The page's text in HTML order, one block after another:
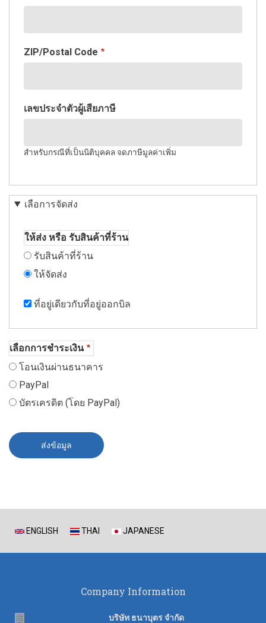
ZIP/Postal Code
เลขประจำตัวผู้เสียภาษี
สำหรับกรณีที่เป็นนิติบุคคล จดภาษีมูลค่าเพิ่ม
เลือการจัดส่ง
ให้ส่ง หรือ รับสินค้าที่ร้าน
รับสินค้าที่ร้าน
ให้จัดส่ง
ที่อยู่เดียวกับที่อยู่ออกบิล
เลือกการชำระเงิน
โอนเงินผ่านธนาคาร
PayPal
บัตรเครดิต (โดย PayPal)
ENGLISH THAI JAPANESE
Company Information
บริษัท ธนาบุตร จำกัด